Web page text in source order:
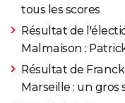
tous les scores
Résultat de
Malmaison :
Résultat de
Marseille : un gros